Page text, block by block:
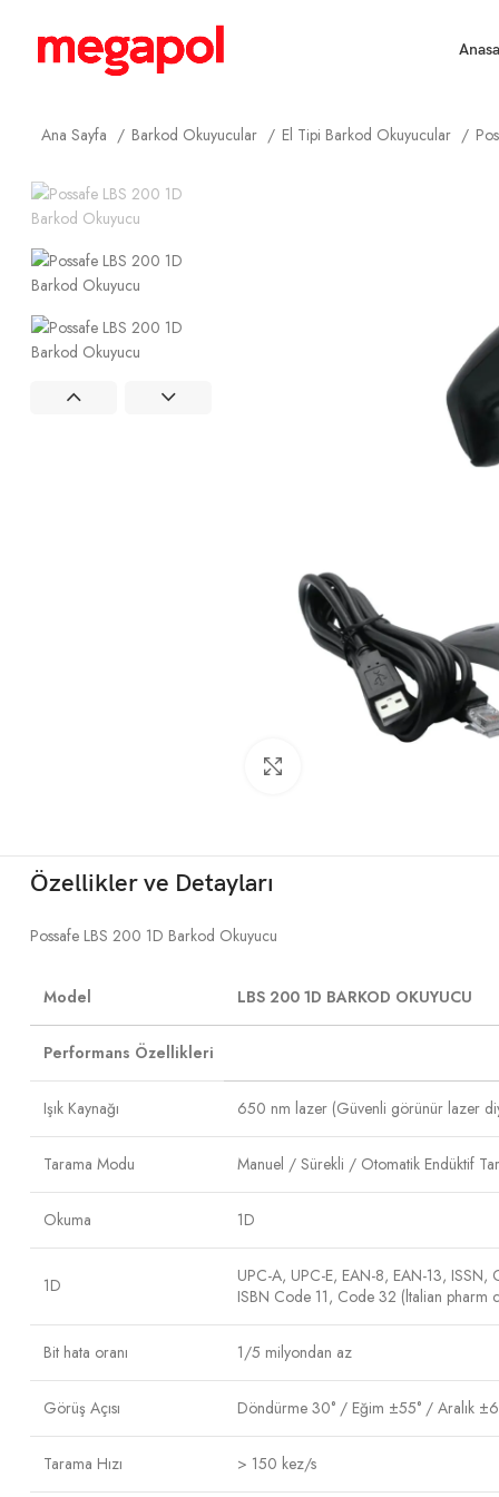
Ana Sayfa Barkod Okuyucular El Tipi Barkod Okuyucular
Özellikler ve Detayları
Possafe LBS 200 1D Barkod Okuyucu
Model LBS 200 1D BARKOD OKUYUCU
Performans Özellikleri
Işık Kaynağı 650 nm lazer (Güvenli görünür lazer
Tarama Modu Manuel / Sürekli / Otomatik Endüktif
Okuma 1D
1D
UPC-A, UPC-E, EAN-8, EAN-13,
ISBN Code 11, Code 32 (ltalian pharm
Bit hata oranı 1/5 milyondan az
Görüş Açısı Döndürme 30° / Eğim ±55° / Aralık
Tarama Hızı > 150 kez/s